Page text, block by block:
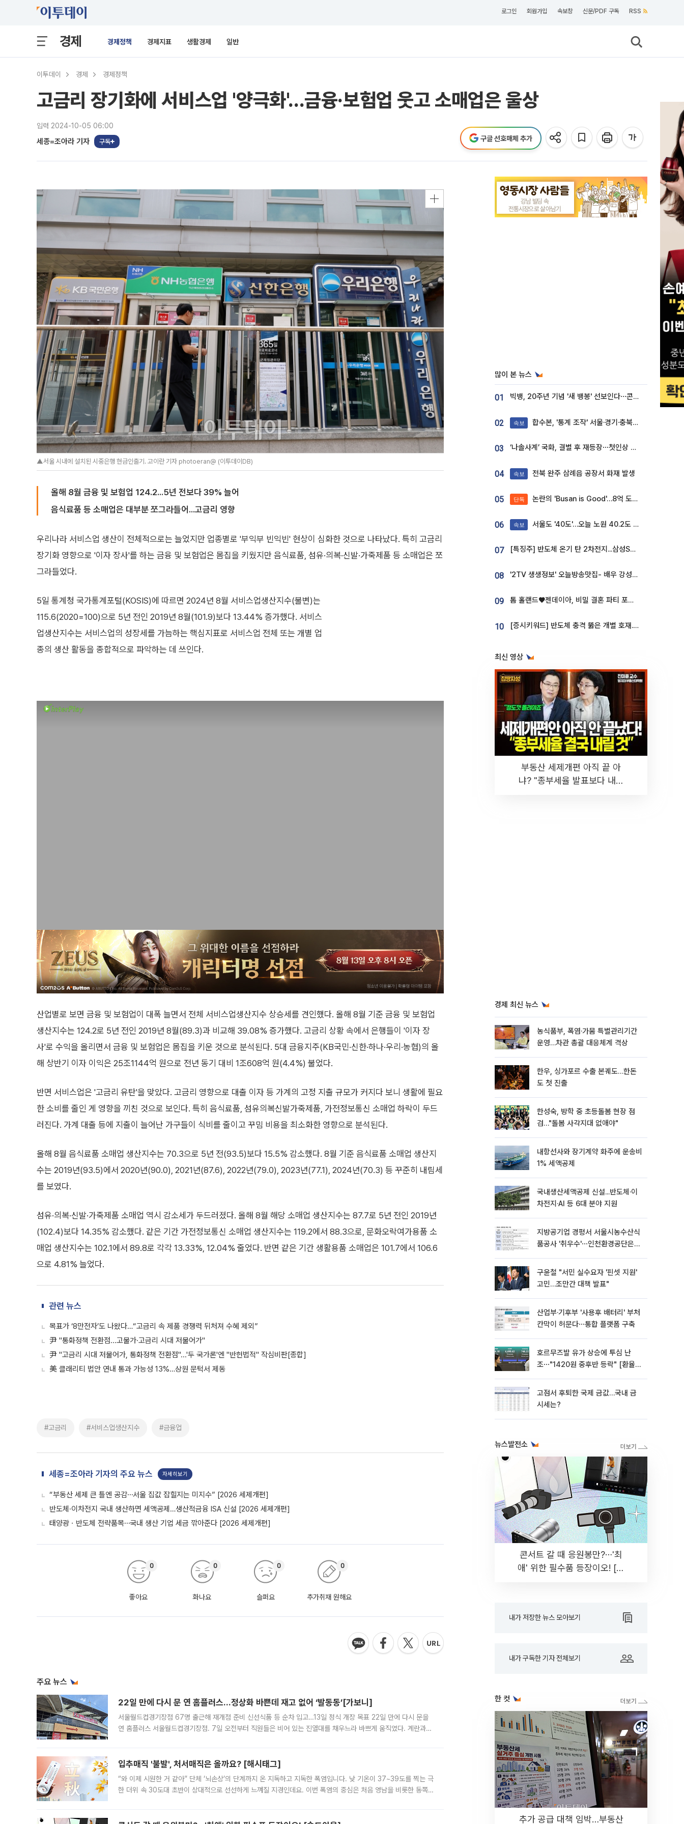
로그인 회원가입 속보창 신문/PDF 구독 RSS
경제 경제정책 경제지표 생활경제 일반
이투데이 경제 경제정책
고금리 장기화에 서비스업 '양극화'...금융·보험업 웃고 소매업은 울상
입력 2024-10-05 06:00
세종=조아라 기자 구독 구글 선호매체 추가
▲서울 시내에 설치된 시중은행 현금인출기. 고이란 기자 photoeran@ (이투데이DB)
올해 8월 금융 및 보험업 124.2...5년 전보다 39% 늘어
음식료품 등 소매업은 대부분 쪼그라들어...고금리 영향
우리나라 서비스업 생산이 전체적으로는 늘었지만 업종별로 '부익부 빈익빈' 현상이 심화한 것으로 나타났다. 특히 고금리
장기화 영향으로 '이자 장사'를 하는 금융 및 보험업은 몸집을 키웠지만 음식료품, 섬유·의복·신발·가죽제품 등 소매업은 쪼
그라들었다.
5일 통계청 국가통계포털(KOSIS)에 따르면 2024년 8월 서비스업생산지수(불변)는
115.6(2020=100)으로 5년 전인 2019년 8월(101.9)보다 13.44% 증가했다. 서비스
업생산지수는 서비스업의 성장세를 가늠하는 핵심지표로 서비스업 전체 또는 개별 업
종의 생산 활동을 종합적으로 파악하는 데 쓰인다.
산업별로 보면 금융 및 보험업이 대폭 늘면서 전체 서비스업생산지수 상승세를 견인했다. 올해 8월 기준 금융 및 보험업
생산지수는 124.2로 5년 전인 2019년 8월(89.3)과 비교해 39.08% 증가했다. 고금리 상황 속에서 은행들이 '이자 장
사'로 수익을 올리면서 금융 및 보험업은 몸집을 키운 것으로 분석된다. 5대 금융지주(KB국민·신한·하나·우리·농협)의 올
해 상반기 이자 이익은 25조1144억 원으로 전년 동기 대비 1조608억 원(4.4%) 불었다.
반면 서비스업은 '고금리 유탄'을 맞았다. 고금리 영향으로 대출 이자 등 가계의 고정 지출 규모가 커지다 보니 생활에 필요
한 소비를 줄인 게 영향을 끼친 것으로 보인다. 특히 음식료품, 섬유의복신발가죽제품, 가전정보통신 소매업 하락이 두드
러진다. 가계 대출 등에 지출이 늘어난 가구들이 식비를 줄이고 꾸밈 비용을 최소화한 영향으로 분석된다.
올해 8월 음식료품 소매업 생산지수는 70.3으로 5년 전(93.5)보다 15.5% 감소했다. 8월 기준 음식료품 소매업 생산지
수는 2019년(93.5)에서 2020년(90.0), 2021년(87.6), 2022년(79.0), 2023년(77.1), 2024년(70.3) 등 꾸준히 내림세
를 보였다.
섬유·의복·신발·가죽제품 소매업 역시 감소세가 두드러졌다. 올해 8월 해당 소매업 생산지수는 87.7로 5년 전인 2019년
(102.4)보다 14.35% 감소했다. 같은 기간 가전정보통신 소매업 생산지수는 119.2에서 88.3으로, 문화오락여가용품 소
매업 생산지수는 102.1에서 89.8로 각각 13.33%, 12.04% 줄었다. 반면 같은 기간 생활용품 소매업은 101.7에서 106.6
으로 4.81% 늘었다.
관련 뉴스
목표가 ‘8만전자’도 나왔다…“고금리 속 제품 경쟁력 뒤처져 수혜 제외”
尹 "통화정책 전환점...고물가·고금리 시대 저물어가"
尹 "고금리 시대 저물어가, 통화정책 전환점"...'두 국가론'엔 "반헌법적" 작심비판[종합]
美 클래리티 법안 연내 통과 가능성 13%…상원 문턱서 제동
#고금리 #서비스업생산지수 #금융업
세종=조아라 기자의 주요 뉴스 자세히보기
“부동산 세제 큰 틀엔 공감⋯서울 집값 잡힐지는 미지수” [2026 세제개편]
반도체·이차전지 국내 생산하면 세액공제…생산적금융 ISA 신설 [2026 세제개편]
태양광ㆍ반도체 전략품목⋯국내 생산 기업 세금 깎아준다 [2026 세제개편]
좋아요
0
화나요
0
슬퍼요
0
추가취재 원해요
0
주요 뉴스
22일 만에 다시 문 연 홈플러스…정상화 바쁜데 재고 없어 ‘발동동’[가보니]
서울월드컵경기장점 67명 출근해 재개점 준비 신선식품 등 순차 입고…13일 정식 개장 목표 22일 만에 다시 문을
연 홈플러스 서울월드컵경기장점. 7일 오전부터 직원들은 비어 있는 진열대를 채우느라 바쁘게 움직였다. 계란과
입추매직 '불발', 처서매직은 올까요? [해시태그]
“와 이제 시원한 거 같아” 단체 ‘뇌손상’의 단계까지 온 지독하고 지독한 폭염입니다. 낮 기온이 37~39도를 찍는 극
한 더위 속 30도대 초반이 상대적으로 선선하게 느껴질 지경인데요. 이번 폭염의 중심은 처음 영남을 비롯한 동쪽
많이 본 뉴스
01 빅뱅, 20주년 기념 '새 뱅봉' 선보인다⋯콘서트 앞두고 팝업 개최
02 속보 합수본, '통계 조작' 서울·경기·충북 선관위 등 추가 압수수색
03 ‘나솔사계’ 국화, 결별 후 재등장⋯첫인상 투표 휩쓸고 ‘인기녀’ 등극
04 속보 전북 완주 삼례읍 공장서 화재 발생
05 단독 논란의 'Busan is Good'…8억 도시브랜드, 용산 대통령실 CI 업체가 수행
06 속보 서울도 '40도'…오늘 노원 40.2도 기록
07 [특징주] 반도체 온기 탄 2차전지...삼성SDI, 장 초반 7% 넘게 껑충
08 '2TV 생생정보' 오늘방송맛집- 배우 강성진 단골! 쌀국수ㆍ푸팟퐁 커리 맛집 '블○○○'
09 톰 홀랜드♥젠데이아, 비밀 결혼 파티 포착⋯호텔 대관비만 9억
10 [증시키워드] 반도체 충격 뚫은 개별 호재...포스코퓨처엠·에코프로·한화솔루션 '눈길'
최신 영상
부동산 세제개편 아직 끝 아
냐? "종부세율 발표보다 내릴
경제 최신 뉴스
농식품부, 폭염·가뭄 특별관리기간
운영…차관 총괄 대응체계 격상
한우, 싱가포르 수출 본궤도…한돈
도 첫 진출
한성숙, 방학 중 초등돌봄 현장 점
검…"돌봄 사각지대 없애야"
내항선사와 장기계약 화주에 운송비
1% 세액공제
국내생산세액공제 신설...반도체·이
차전지·AI 등 6대 분야 지원
지방공기업 경평서 서울시농수산식
품공사 '취우수'⋯인천환경공단은
구윤철 "서민 실수요자 '핀셋 지원'
고민…조만간 대책 발표"
산업부·기후부 '사용후 배터리' 부처
칸막이 허문다⋯통합 플랫폼 구축
호르무즈발 유가 상승에 투심 난
조⋯"1420원 중후반 등락" [환율전
고점서 후퇴한 국제 금값…국내 금
시세는?
뉴스발전소
콘서트 갈 때 응원봉만?⋯'최
애' 위한 필수품 등장이오! [솔
내가 저장한 뉴스 모아보기
내가 구독한 기자 전체보기
한 컷
추가 공급 대책 임박…부동산